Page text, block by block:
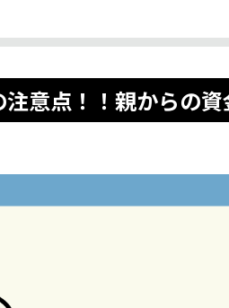
意点！！親からの